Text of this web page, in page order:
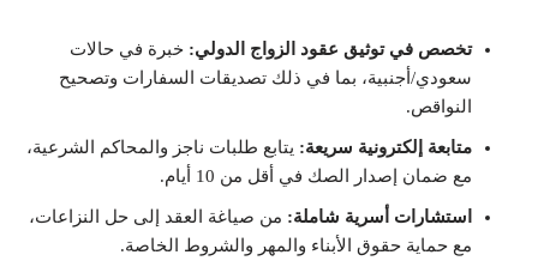
تخصص في توثيق عقود الزواج الدولي: خبرة في حالات
سعودي/أجنبية، بما في ذلك تصديقات السفارات وتصحيح
النواقص.
متابعة إلكترونية سريعة: يتابع طلبات ناجز والمحاكم الشرعية،
مع ضمان إصدار الصك في أقل من 10 أيام.
استشارات أسرية شاملة: من صياغة العقد إلى حل النزاعات،
مع حماية حقوق الأبناء والمهر والشروط الخاصة.